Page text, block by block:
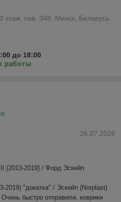
этаж, пав. 348, Минск, Беларусь
до 18:00
работы
26.07.2026
(2013-2019) / Форд Эскейп
2019) "докатка" / Эскейп (Norplast)
быстро отправили, коврики